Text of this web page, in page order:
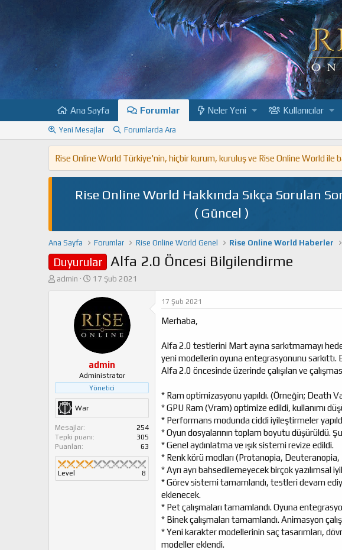
Ana Sayfa Forumlar Neler Yeni Kullanıcılar
Yeni Mesajlar Forumlarda Ara
Rise Online World Türkiye'nin, hiçbir kurum, kuruluş ve Rise Online World
Rise Online World Hakkında Sıkça Sorulan
( Güncel )
Ana Sayfa Forumlar Rise Online World Genel Rise Online World Haberler
Duyurular Alfa 2.0 Öncesi Bilgilendirme
K
a
t
a
n
admin
B
ş
n
ı
ç
t
a
r
h
17 Şub 2021
admin
Administrator
Yönetici
War
Mesajlar
254
Tepki puanı
305
Puanları
63
Level 8
17 Şub 2021
Merhaba,
Alfa 2.0 testlerini Mart ayına sarkıtmamayı
yeni modellerin oyuna entegrasyonunu sarkıttı.
Alfa 2.0 öncesinde üzerinde çalışılan ve
* Ram optimizasyonu yapıldı. (Örneğin; Death
* GPU Ram (Vram) optimize edildi, kullanımı
* Performans modunda ciddi iyileştirmeler
* Oyun dosyalarının toplam boyutu düşürüldü.
* Genel aydınlatma ve ışık sistemi revize edildi.
* Renk körü modları (Protanopia,
* Ayrı ayrı bahsedilemeyecek birçok yazılımsal
* Görev sistemi tamamlandı, testleri devam
eklenecek.
* Pet çalışmaları tamamlandı. Oyuna
* Binek çalışmaları tamamlandı. Animasyon
* Yeni karakter modellerinin saç tasarımları,
modeller eklendi.